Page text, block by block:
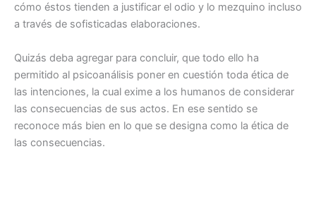
cómo éstos tienden a justificar el odio y lo mezquino incluso
a través de sofisticadas elaboraciones.
Quizás deba agregar para concluir, que todo ello ha
permitido al psicoanálisis poner en cuestión toda ética de
las intenciones, la cual exime a los humanos de considerar
las consecuencias de sus actos. En ese sentido se
reconoce más bien en lo que se designa como la ética de
las consecuencias.